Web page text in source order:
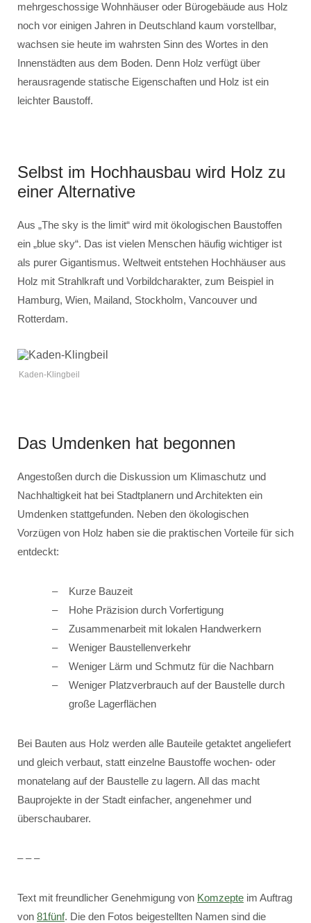
mehrgeschossige Wohnhäuser oder Bürogebäude aus Holz
noch vor einigen Jahren in Deutschland kaum vorstellbar,
wachsen sie heute im wahrsten Sinn des Wortes in den
Innenstädten aus dem Boden. Denn Holz verfügt über
herausragende statische Eigenschaften und Holz ist ein
leichter Baustoff.
Selbst im Hochhausbau wird Holz zu
einer Alternative
Aus „The sky is the limit“ wird mit ökologischen Baustoffen
ein „blue sky“. Das ist vielen Menschen häufig wichtiger ist
als purer Gigantismus. Weltweit entstehen Hochhäuser aus
Holz mit Strahlkraft und Vorbildcharakter, zum Beispiel in
Hamburg, Wien, Mailand, Stockholm, Vancouver und
Rotterdam.
Kaden-Klingbeil
Das Umdenken hat begonnen
Angestoßen durch die Diskussion um Klimaschutz und
Nachhaltigkeit hat bei Stadtplanern und Architekten ein
Umdenken stattgefunden. Neben den ökologischen
Vorzügen von Holz haben sie die praktischen Vorteile für sich
entdeckt:
Kurze Bauzeit
Hohe Präzision durch Vorfertigung
Zusammenarbeit mit lokalen Handwerkern
Weniger Baustellenverkehr
Weniger Lärm und Schmutz für die Nachbarn
Weniger Platzverbrauch auf der Baustelle durch
große Lagerflächen
Bei Bauten aus Holz werden alle Bauteile getaktet angeliefert
und gleich verbaut, statt einzelne Baustoffe wochen- oder
monatelang auf der Baustelle zu lagern. All das macht
Bauprojekte in der Stadt einfacher, angenehmer und
überschaubarer.
– – –
Text mit freundlicher Genehmigung von Komzepte im Auftrag
von 81fünf. Die den Fotos beigestellten Namen sind die